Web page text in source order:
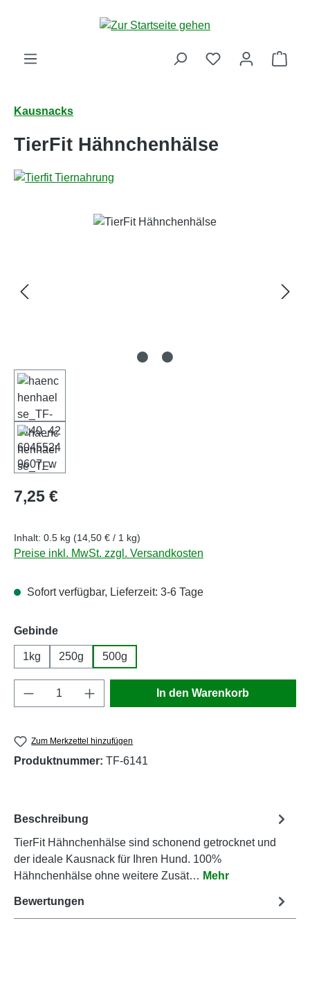
Zum Hauptinhalt springen
Kausnacks
TierFit Hähnchenhälse
Bildergalerie überspringen
Regulärer Preis:
7,25 €
Inhalt: 0.5 kg (14,50 € / 1 kg)
Preise inkl. MwSt. zzgl. Versandkosten
Sofort verfügbar, Lieferzeit: 3-6 Tage
Gebindeauswählen
1kg 250g 500g
Produkt Anzahl: Gib den gewünschten
In den Warenkorb
Zum Merkzettel hinzufügen
Produktnummer: TF-6141
Beschreibung
TierFit Hähnchenhälse sind schonend getrocknet und
der ideale Kausnack für Ihren Hund. 100%
Hähnchenhälse ohne weitere Zusät… Mehr
Bewertungen